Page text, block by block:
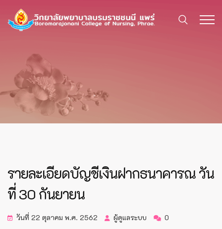
รายละเอียดบัญชีเงินฝากธนาคารณ วัน
ที่ 30 กันยายน
วันที่ 22 ตุลาคม พ.ศ. 2562 ผู้ดูแลระบบ 0